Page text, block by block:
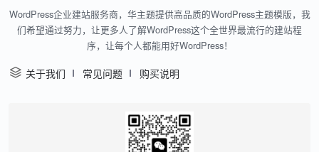
WordPress企业建站服务商，华主题提供高品质的WordPress主题模版，我
们希望通过努力，让更多人了解WordPress这个全世界最流行的建站程
序，让每个人都能用好WordPress！
关于我们 常见问题 购买说明